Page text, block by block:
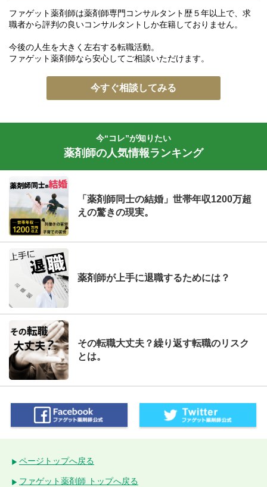
ファゲット薬剤師は薬剤師専門コンサルタント歴５年以上で、求
職者から評判の良いコンサルタントしか在籍しておりません。
今後の人生を大きく左右する転職活動。
ファゲット薬剤師なら安心してご相談いただけます。
今すぐ相談してみる
今“コレ”が知りたい
薬剤師の人気情報ランキング
「薬剤師同士の結婚」世帯年収1200万超
えの驚きの現実。
薬剤師が上手に退職するためには？
その転職大丈夫？繰り返す転職のリスク
とは。
ページトップへ戻る
ファゲット薬剤師 トップへ戻る